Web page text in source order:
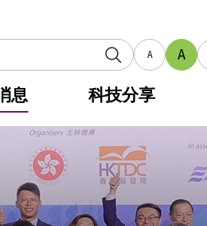
A A
息 科技分享